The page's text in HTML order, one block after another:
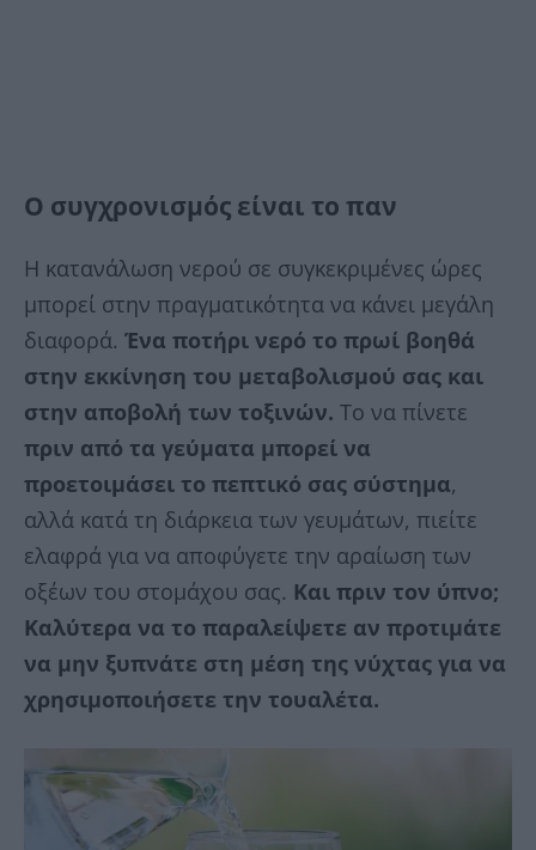
Ο συγχρονισμός είναι το παν
Η κατανάλωση νερού σε συγκεκριμένες ώρες
μπορεί στην πραγματικότητα να κάνει μεγάλη
διαφορά. Ένα ποτήρι νερό το πρωί βοηθά
στην εκκίνηση του μεταβολισμού σας και
στην αποβολή των τοξινών. Το να πίνετε
πριν από τα γεύματα μπορεί να
προετοιμάσει το πεπτικό σας σύστημα,
αλλά κατά τη διάρκεια των γευμάτων, πιείτε
ελαφρά για να αποφύγετε την αραίωση των
οξέων του στομάχου σας. Και πριν τον ύπνο;
Καλύτερα να το παραλείψετε αν προτιμάτε
να μην ξυπνάτε στη μέση της νύχτας για να
χρησιμοποιήσετε την τουαλέτα.